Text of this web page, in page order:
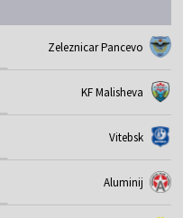
Zeleznicar Pancevo
KF Malisheva
Vitebsk
Aluminij